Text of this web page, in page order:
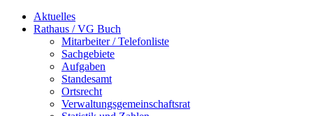
Aktuelles
Rathaus / VG Buch
Mitarbeiter / Telefonliste
Sachgebiete
Aufgaben
Standesamt
Ortsrecht
Verwaltungsgemeinschaftsrat